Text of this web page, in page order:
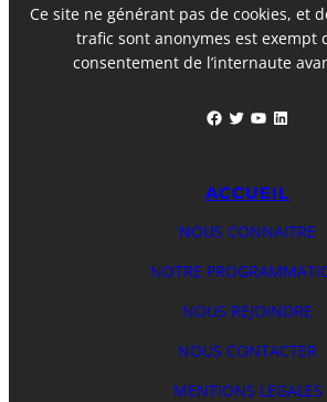
Ce site ne générant pas de cookies, et
trafic sont anonymes est exempt
consentement de l’internaute
Facebook Twitter YouTube LinkedIn
ACCUEIL
NOUS CONNAITRE
NOTRE
NOUS REJOINDRE
NOUS CONTACTER
MENTIONS LEGALES